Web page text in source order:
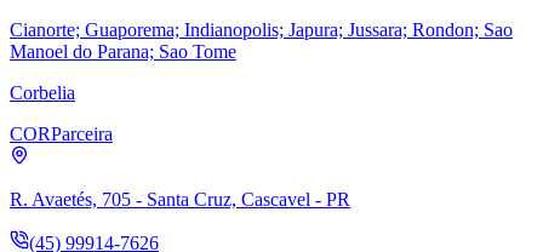
Cianorte; Guaporema; Indianopolis; Japura; Jussara; Rondon; Sao
Manoel do Parana; Sao Tome
Corbelia
CORParceira
R. Avaetés, 705 - Santa Cruz, Cascavel - PR
(45) 99914-7626